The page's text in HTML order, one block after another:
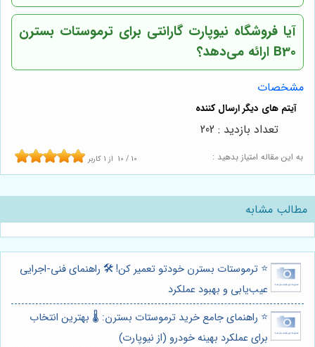
آیا فروشگاه نیوپارت گارانتی برای ترموستات بسترن
B30 ارائه می‌دهد؟
مشخصات
به این مقاله امتیاز بدهید : 10 / 10 از 1 کاربر
تعداد بازدید : 202
مطالب مشابه
⭐️ ترموستات بسترن خودتو تعمیر کن! 🛠️ راهنمای فنی-اجرایی
عیب‌یابی و بهبود عملکرد
⭐️ راهنمای جامع خرید ترموستات بسترن: 🌡️ بهترین انتخاب
برای عملکرد بهینه خودرو (از نیوپارت)